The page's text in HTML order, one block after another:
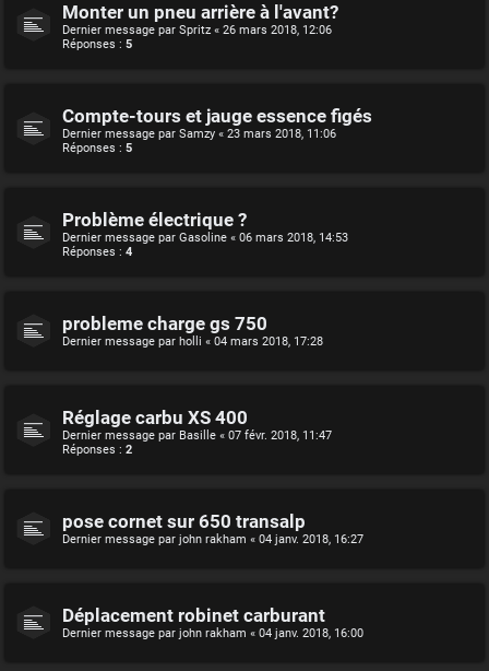
Monter un pneu arrière à l'avant?
Dernier message par Spritz « 26 mars 2018, 12:06
Réponses : 5
Compte-tours et jauge essence figés
Dernier message par Samzy « 23 mars 2018, 11:06
Réponses : 5
Problème électrique ?
Dernier message par Gasoline « 06 mars 2018, 14:53
Réponses : 4
probleme charge gs 750
Dernier message par holli « 04 mars 2018, 17:28
Réglage carbu XS 400
Dernier message par Basille « 07 févr. 2018, 11:47
Réponses : 2
pose cornet sur 650 transalp
Dernier message par john rakham « 04 janv. 2018, 16:27
Déplacement robinet carburant
Dernier message par john rakham « 04 janv. 2018, 16:00